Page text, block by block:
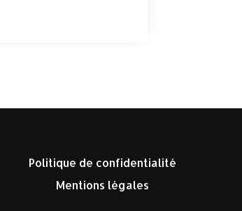
Politique de confidentialité
Mentions légales